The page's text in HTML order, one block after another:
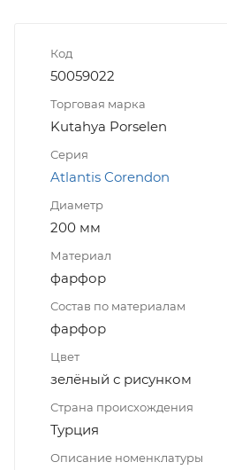
Код
50059022
Торговая марка
Kutahya Porselen
Серия
Atlantis Corendon
Диаметр
200 мм
Материал
фарфор
Состав по материалам
фарфор
Цвет
зелёный с рисунком
Страна происхождения
Турция
Описание номенклатуры